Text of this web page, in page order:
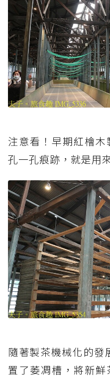
注意看！早期紅檜
孔一孔痕跡，就是用
隨著製茶機械化的發
置了萎凋槽，將新